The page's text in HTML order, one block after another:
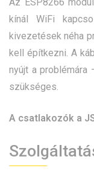
Az ESP8266
kínál WiFi
kivezetések néha
kell építkezni. A
nyújt a problémára
szükséges.
A csatlakozók a